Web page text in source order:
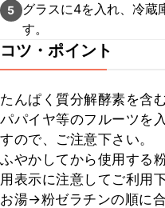
5
グラスに4を入れ、冷蔵
す。
コツ・ポイント
たんぱく質分解酵素を含
パパイヤ等のフルーツを
すので、ご注意下さい。
ふやかしてから使用する
用表示に注意してご利用下
お湯→粉ゼラチンの順に